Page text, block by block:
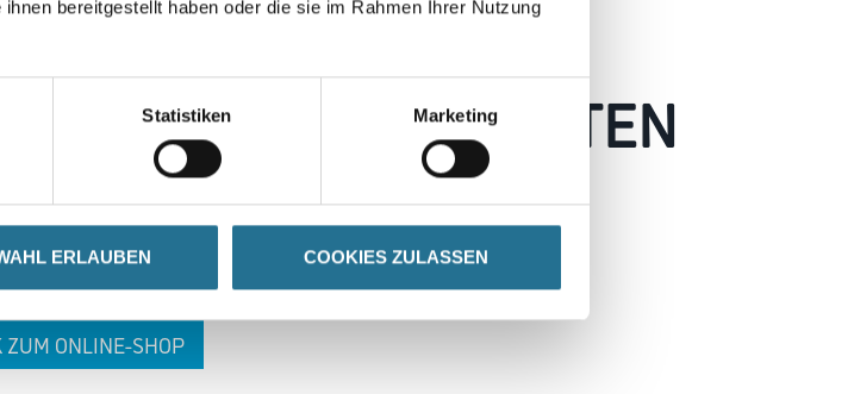
bereitgestellt haben oder die sie im Rahmen Ihrer Nutzung
Statistiken Marketing
ERLAUBEN COOKIES ZULASSEN
IST AUFGETRETEN
Online-Shop und lassen Sie sich inspirieren.
ZUM ONLINE-SHOP